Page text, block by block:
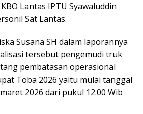
Lantas IPTU Syawaluddin
Sat Lantas.
Susana SH dalam laporannya
tersebut pengemudi truk
pembatasan operasional
Toba 2026 yaitu mulai tanggal
2026 dari pukul 12.00 Wib